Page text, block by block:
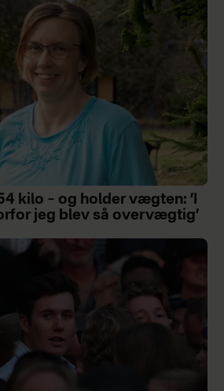
kilo – og holder vægten: ’I
jeg blev så overvægtig’